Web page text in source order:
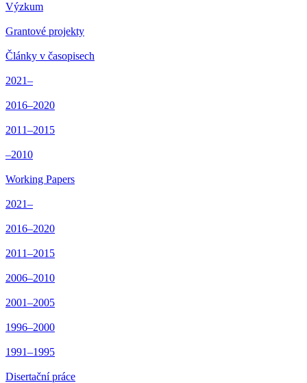
Výzkum
Grantové projekty
Články v časopisech
2021–
2016–2020
2011–2015
–2010
Working Papers
2021–
2016–2020
2011–2015
2006–2010
2001–2005
1996–2000
1991–1995
Disertační práce